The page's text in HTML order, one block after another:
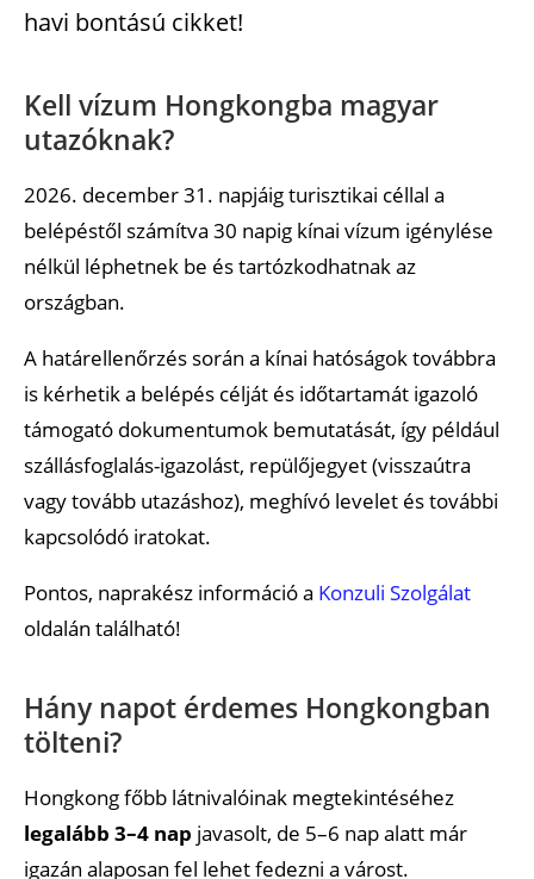
havi bontású cikket!
Kell vízum Hongkongba magyar
utazóknak?
2026. december 31. napjáig turisztikai céllal a
belépéstől számítva 30 napig kínai vízum igénylése
nélkül léphetnek be és tartózkodhatnak az
országban.
A határellenőrzés során a kínai hatóságok továbbra
is kérhetik a belépés célját és időtartamát igazoló
támogató dokumentumok bemutatását, így például
szállásfoglalás-igazolást, repülőjegyet (visszaútra
vagy tovább utazáshoz), meghívó levelet és további
kapcsolódó iratokat.
Pontos, naprakész információ a Konzuli Szolgálat
oldalán található!
Hány napot érdemes Hongkongban
tölteni?
Hongkong főbb látnivalóinak megtekintéséhez
legalább 3–4 nap javasolt, de 5–6 nap alatt már
igazán alaposan fel lehet fedezni a várost.